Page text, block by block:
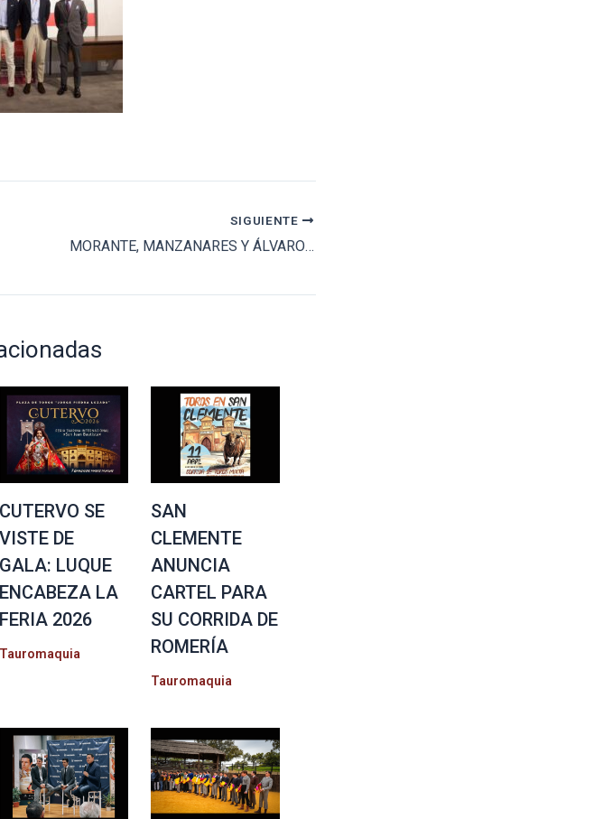
SIGUIENTE
MORANTE, MANZANARES Y ÁLVARO LORENZO ILUMINARÁN EL CORPUS CHRISTI DE TOLEDO
CUTERVO SE
VISTE DE
GALA: LUQUE
ENCABEZA LA
FERIA 2026
Tauromaquia
SAN
CLEMENTE
ANUNCIA
CARTEL PARA
SU CORRIDA DE
ROMERÍA
Tauromaquia